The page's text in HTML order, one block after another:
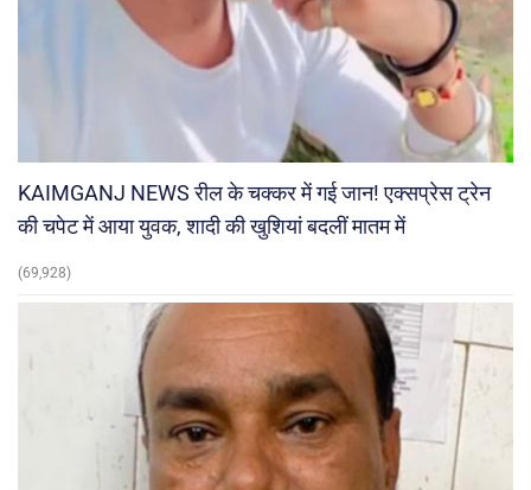
KAIMGANJ NEWS रील के चक्कर में गई जान! एक्सप्रेस ट्रेन
की चपेट में आया युवक, शादी की खुशियां बदलीं मातम में
(69,928)